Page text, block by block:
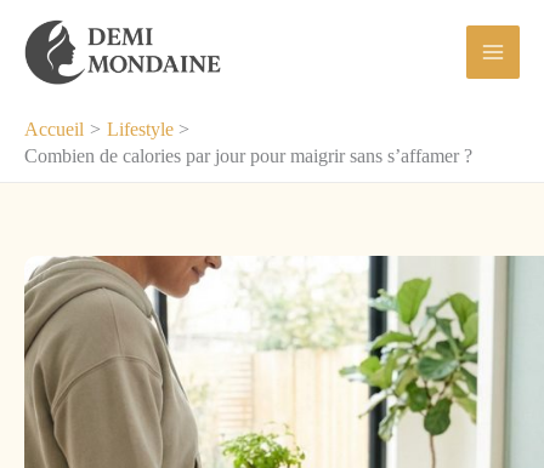
contenu
Accueil
Lifestyle
Combien de calories par jour pour maigrir sans s’affamer ?